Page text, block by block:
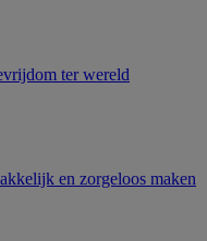
ter wereld
en zorgeloos maken